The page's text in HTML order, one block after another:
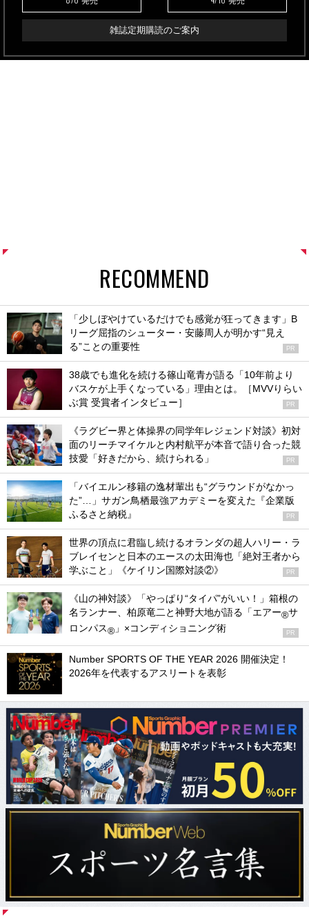
雑誌定期購読のご案内
RECOMMEND
「少しぼやけているだけでも感覚が狂ってきます」B
リーグ屈指のシューター・安藤周人が明かす“見え
る”ことの重要性
PR
38歳でも進化を続ける篠山竜青が語る「10年前より
バスケが上手くなっている」理由とは。［MVVりらい
ぶ賞 受賞者インタビュー］
PR
《ラグビー界と体操界の同学年レジェンド対談》初対
面のリーチマイケルと内村航平が本音で語り合った競
技愛「好きだから、続けられる」
PR
「バイエルン移籍の逸材輩出も“グラウンドがなかっ
た”…」サガン鳥栖最強アカデミーを変えた『企業版
ふるさと納税』
PR
世界の頂点に君臨し続けるオランダの超人ハリー・ラ
ブレイセンと日本のエースの太田海也「絶対王者から
学ぶこと」《ケイリン国際対談②》
PR
《山の神対談》「やっぱり“タイパ”がいい！」箱根の
名ランナー、柏原竜二と神野大地が語る「エアー®サ
ロンパス® 」×コンディショニング術 PR
Number SPORTS OF THE YEAR 2026 開催決定！
2026年を代表するアスリートを表彰